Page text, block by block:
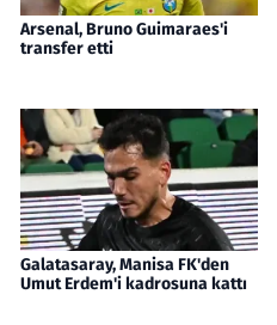
Arsenal, Bruno Guimaraes'i
transfer etti
Galatasaray, Manisa FK'den
Umut Erdem'i kadrosuna kattı